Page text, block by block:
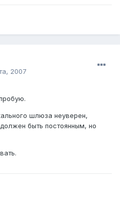
2007
шлюза неуверен,
быть постоянным, но